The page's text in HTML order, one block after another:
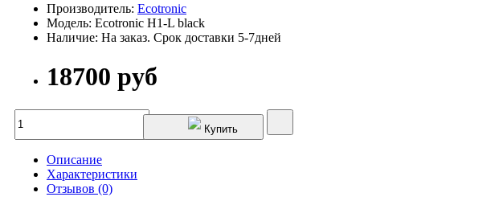
Производитель: Ecotronic
Модель: Ecotronic H1-L black
Наличие: На заказ. Срок доставки 5-7дней
18700 руб
Купить
Описание
Характеристики
Отзывов (0)